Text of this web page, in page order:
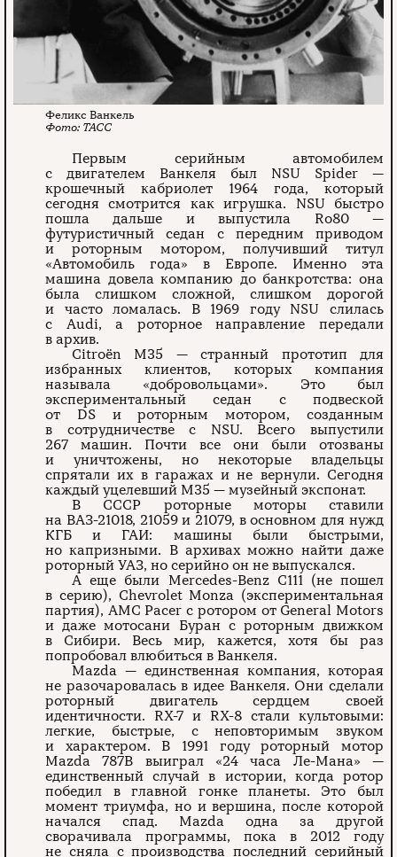
Феликс Ванкель
ТАСС
Первым серийным автомобилем
с двигателем Ванкеля был NSU Spider —
крошечный кабриолет 1964 года, который
сегодня смотрится как игрушка. NSU быстро
пошла дальше и выпустила Ro80 —
футуристичный седан с передним приводом
и роторным мотором, получивший титул
«Автомобиль года» в Европе. Именно эта
машина довела компанию до банкротства: она
была слишком сложной, слишком дорогой
и часто ломалась. В 1969 году NSU слилась
с Audi, а роторное направление передали
в архив.
Citroën M35 — странный прототип для
избранных клиентов, которых компания
называла «добровольцами». Это был
экспериментальный седан с подвеской
от DS и роторным мотором, созданным
в сотрудничестве с NSU. Всего выпустили
267 машин. Почти все они были отозваны
и уничтожены, но некоторые владельцы
спрятали их в гаражах и не вернули. Сегодня
каждый уцелевший M35 — музейный экспонат.
В СССР роторные моторы ставили
на ВАЗ-21018, 21059 и 21079, в основном для нужд
КГБ и ГАИ: машины были быстрыми,
но капризными. В архивах можно найти даже
роторный УАЗ, но серийно он не выпускался.
А еще были Mercedes-Benz C111 (не пошел
в серию), Chevrolet Monza (экспериментальная
партия), AMC Pacer с ротором от General Motors
и даже мотосани Буран с роторным движком
в Сибири. Весь мир, кажется, хотя бы раз
попробовал влюбиться в Ванкеля.
Mazda — единственная компания, которая
не разочаровалась в идее Ванкеля. Они сделали
роторный двигатель сердцем своей
идентичности. RX-7 и RX-8 стали культовыми:
легкие, быстрые, с неповторимым звуком
и характером. В 1991 году роторный мотор
Mazda 787B выиграл «24 часа Ле-Мана» —
единственный случай в истории, когда ротор
победил в главной гонке планеты. Это был
момент триумфа, но и вершина, после которой
начался спад. Mazda одна за другой
сворачивала программы, пока в 2012 году
не сняла с производства последний серийный